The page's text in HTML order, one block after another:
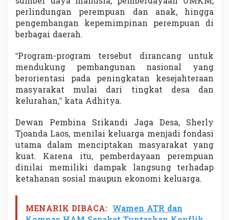
perlindungan perempuan dan anak, hingga
pengembangan kepemimpinan perempuan di
berbagai daerah.
“Program-program tersebut dirancang untuk
mendukung pembangunan nasional yang
berorientasi pada peningkatan kesejahteraan
masyarakat mulai dari tingkat desa dan
kelurahan,” kata Adhitya.
Dewan Pembina Srikandi Jaga Desa, Sherly
Tjoanda Laos, menilai keluarga menjadi fondasi
utama dalam menciptakan masyarakat yang
kuat. Karena itu, pemberdayaan perempuan
dinilai memiliki dampak langsung terhadap
ketahanan sosial maupun ekonomi keluarga.
MENARIK DIBACA: Wamen ATR dan